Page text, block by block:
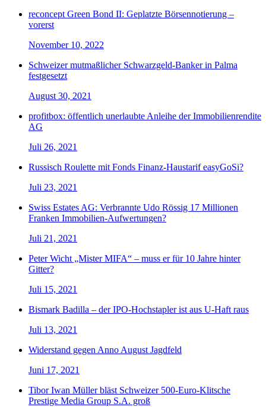
reconcept Green Bond II: Geplatzte Börsennotierung –
vorerst
November 10, 2022
Schweizer mutmaßlicher Schwarzgeld-Banker in Palma
festgesetzt
August 30, 2021
profitbox: öffentlich unerlaubte Anleihe der Immobilienrendite
AG
Juli 26, 2021
Russisch Roulette mit Fonds Finanz-Haustarif easyGoSi?
Juli 23, 2021
Swiss Estates AG: Verbrannte Udo Rössig 17 Millionen
Franken Immobilien-Aufwertungen?
Juli 21, 2021
Peter Wicht „Mister MIFA“ – muss er für 10 Jahre hinter
Gitter?
Juli 15, 2021
Bismark Badilla – der IPO-Hochstapler ist aus U-Haft raus
Juli 13, 2021
Widerstand gegen Anno August Jagdfeld
Juni 17, 2021
Tibor Iwan Müller bläst Schweizer 500-Euro-Klitsche
Prestige Media Group S.A. groß